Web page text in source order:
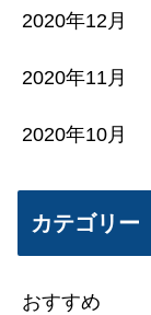
2020年12月
2020年11月
2020年10月
カテゴリー
おすすめ